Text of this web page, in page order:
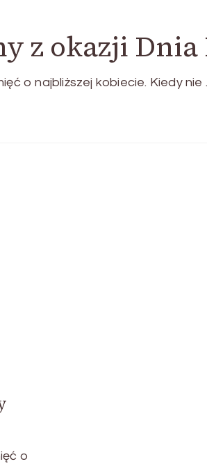
z okazji Dnia
o najbliższej kobiecie. Kiedy nie
o